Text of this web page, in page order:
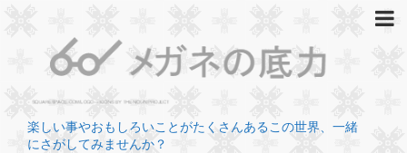
楽しい事やおもしろいことがたくさんあるこの世界、一緒
にさがしてみませんか？